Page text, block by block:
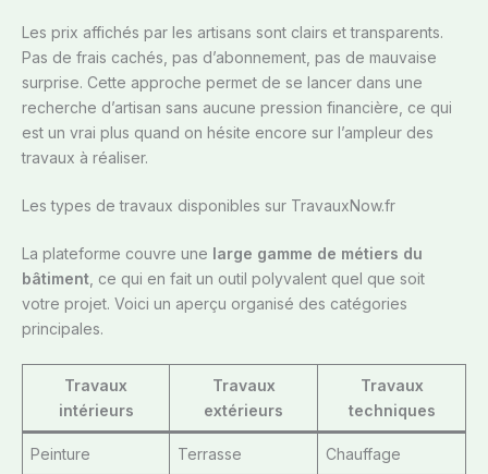
Les prix affichés par les artisans sont clairs et transparents.
Pas de frais cachés, pas d’abonnement, pas de mauvaise
surprise. Cette approche permet de se lancer dans une
recherche d’artisan sans aucune pression financière, ce qui
est un vrai plus quand on hésite encore sur l’ampleur des
travaux à réaliser.
Les types de travaux disponibles sur TravauxNow.fr
La plateforme couvre une large gamme de métiers du
bâtiment , ce qui en fait un outil polyvalent quel que soit
votre projet. Voici un aperçu organisé des catégories
principales.
Travaux
intérieurs
Travaux
extérieurs
Travaux
techniques
Peinture Terrasse Chauffage